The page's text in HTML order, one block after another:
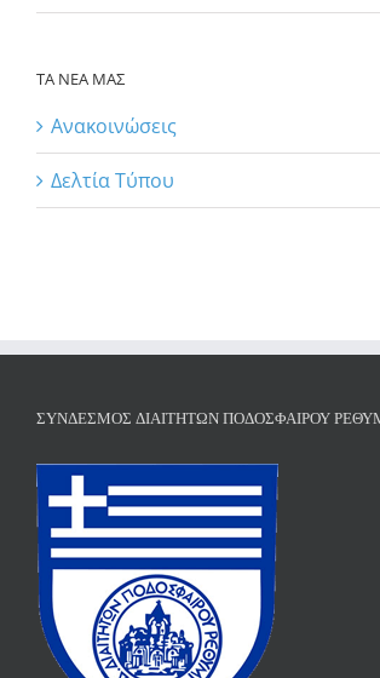
ΤΑ ΝΕΑ ΜΑΣ
Ανακοινώσεις
Δελτία Τύπου
ΣΎΝΔΕΣΜΟΣ ΔΙΑΙΤΗΤΏΝ ΠΟΔΟΣΦΑΊΡΟΥ